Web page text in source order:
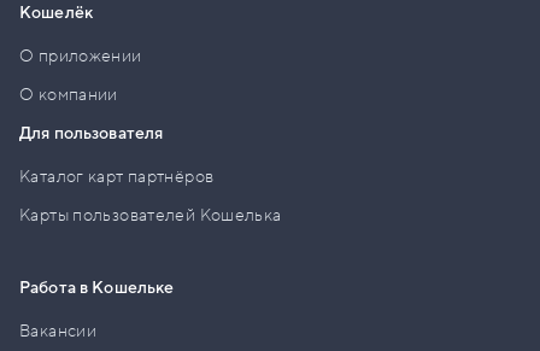
Кошелёк
О приложении
О компании
Для пользователя
Каталог карт партнёров
Карты пользователей Кошелька
Работа в Кошельке
Вакансии